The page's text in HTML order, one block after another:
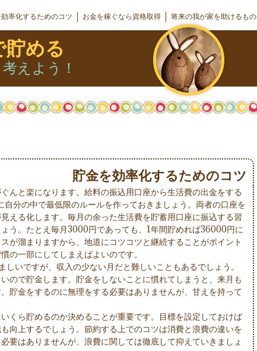
める
えよう！
率化するためのコツ お金を稼ぐなら資格取得 将来の我が家を助けるもの
貯金を効率化するためのコツ
んと楽になります。給料の振込用口座から生活費の出金をする
分の中で最低限のルールを作っておきましょう。両者の口座を
える化します。毎月の余った生活費を貯蓄用口座に振込する習
う。たとえ毎月3000円であっても、1年間貯めれば36000円に
が溜まりますから、地道にコツコツと継続することがポイント
の一部にしてしまえばよいのです。
いですが、収入の少ない月だと難しいこともあるでしょう。
ので貯金します。貯金をしないことに慣れてしまうと、来月も
貯金をするのに無理をする必要はありませんが、甘えを持って
くら貯めるのか決めることが重要です。目標を設定しておけば
向上するでしょう。節約する上でのコツは消費と浪費の違いを
要はありませんが、浪費に関しては徹底して抑えていきましょ